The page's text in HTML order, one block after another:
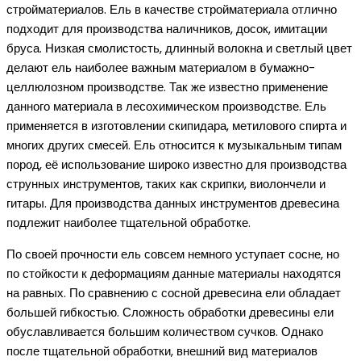
стройматериалов. Ель в качестве стройматериала отлично
подходит для производства наличников, досок, имитации
бруса. Низкая смолистость, длинный волокна и светлый цвет
делают ель наиболее важным материалом в бумажно-
целлюлозном производстве. Так же известно применение
данного материала в лесохимическом производстве. Ель
применяется в изготовлении скипидара, метилового спирта и
многих других смесей. Ель относится к музыкальным типам
пород, её использование широко известно для производства
струнных инструментов, таких как скрипки, виолончели и
гитары. Для производства данных инструментов древесина
подлежит наиболее тщательной обработке.
По своей прочности ель совсем немного уступает сосне, но
по стойкости к деформациям данные материалы находятся
на равных. По сравнению с сосной древесина ели обладает
большей гибкостью. Сложность обработки древесины ели
обуславливается большим количеством сучков. Однако
после тщательной обработки, внешний вид материалов